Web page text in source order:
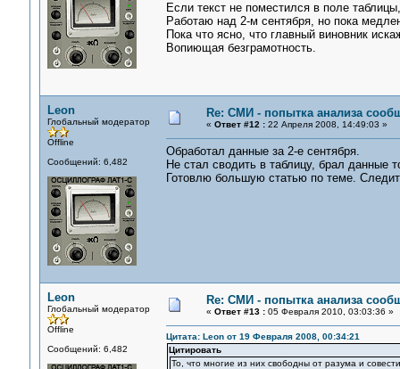
Если текст не поместился в поле
Работаю над 2-м сентября, но пока
Пока что ясно, что главный виновник
Вопиющая безграмотность.
Leon
Глобальный модератор
Offline
Сообщений: 6,482
Re: СМИ - попытка анализа
« Ответ #12 :22 Апреля 2008, 14:49:03 »
Обработал данные за 2-е сентября.
Не стал сводить в таблицу, брал данные
Готовлю большую статью по теме.
Leon
Глобальный модератор
Offline
Сообщений: 6,482
Re: СМИ - попытка анализа
« Ответ #13 :05 Февраля 2010, 03:03:36 »
Цитата: Leon от 19 Февраля 2008, 00:34:21
Цитировать
То, что многие из них свободны от разума и